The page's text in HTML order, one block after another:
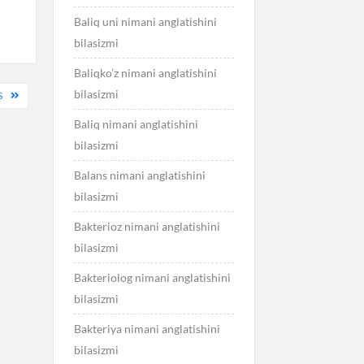
Baliq uni nimani anglatishini
bilasizmi
Baliqko’z nimani anglatishini
bilasizmi
Baliq nimani anglatishini
bilasizmi
Balans nimani anglatishini
bilasizmi
Bakterioz nimani anglatishini
bilasizmi
Bakteriolog nimani anglatishini
bilasizmi
Bakteriya nimani anglatishini
bilasizmi